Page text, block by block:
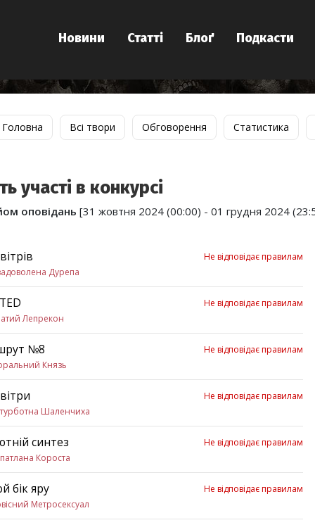
Новини Статті Блоґ Подкасти
Головна Всі твори Обговорення Статистика
участі в конкурсі
оповідань [31 жовтня 2024 (00:00) - 01 грудня 2024
Не відповідає правилам
Дурепа
Не відповідає правилам
Лепрекон
№8
Не відповідає правилам
Князь
Не відповідає правилам
Шаленчиха
синтез
Не відповідає правилам
Короста
бік яру
Не відповідає правилам
Метросексуал